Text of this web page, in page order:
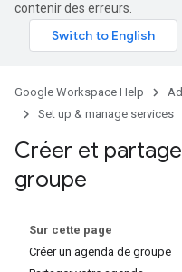
contenir des erreurs.
Google Workspace Help
Set up & manage services
Créer et
groupe
Sur cette page
Créer un agenda de groupe